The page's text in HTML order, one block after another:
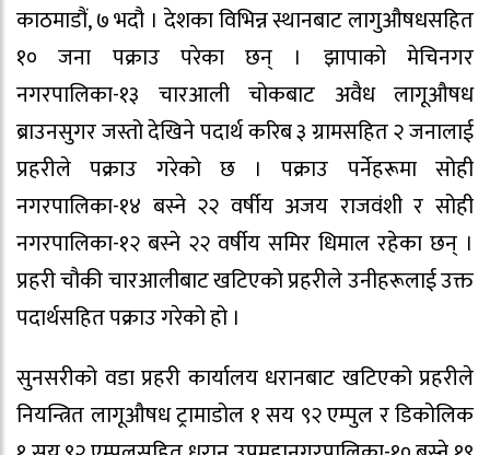
काठमाडौं, ७ भदौ । देशका विभिन्न स्थानबाट लागुऔषधसहित
१० जना पक्राउ परेका छन् । झापाको मेचिनगर
नगरपालिका-१३ चारआली चोकबाट अवैध लागूऔषध
ब्राउनसुगर जस्तो देखिने पदार्थ करिब ३ ग्रामसहित २ जनालाई
प्रहरीले पक्राउ गरेको छ । पक्राउ पर्नेहरूमा सोही
नगरपालिका-१४ बस्ने २२ वर्षीय अजय राजवंशी र सोही
नगरपालिका-१२ बस्ने २२ वर्षीय समिर धिमाल रहेका छन् ।
प्रहरी चौकी चारआलीबाट खटिएको प्रहरीले उनीहरूलाई उक्त
पदार्थसहित पक्राउ गरेको हो ।
सुनसरीको वडा प्रहरी कार्यालय धरानबाट खटिएको प्रहरीले
नियन्त्रित लागूऔषध ट्रामाडोल १ सय ९२ एम्पुल र डिकोलिक